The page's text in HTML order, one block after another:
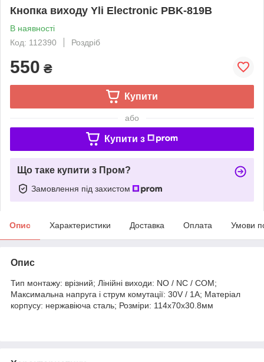
Кнопка виходу Yli Electronic PBK-819B
В наявності
Код: 112390
Роздріб
550 ₴
Купити
або
Купити з
Що таке купити з Пром?
Замовлення під захистом
Опис Характеристики Доставка Оплата Умови
Опис
Тип монтажу: врізний; Лінійні виходи: NO / NC / COM;
Максимальна напруга і струм комутації: 30V / 1А; Матеріал
корпусу: нержавіюча сталь; Розміри: 114x70x30.8мм